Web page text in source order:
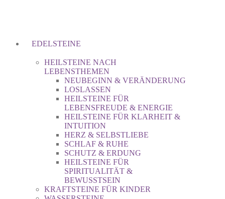
EDELSTEINE
HEILSTEINE NACH
LEBENSTHEMEN
NEUBEGINN & VERÄNDERUNG
LOSLASSEN
HEILSTEINE FÜR
LEBENSFREUDE & ENERGIE
HEILSTEINE FÜR KLARHEIT &
INTUITION
HERZ & SELBSTLIEBE
SCHLAF & RUHE
SCHUTZ & ERDUNG
HEILSTEINE FÜR
SPIRITUALITÄT &
BEWUSSTSEIN
KRAFTSTEINE FÜR KINDER